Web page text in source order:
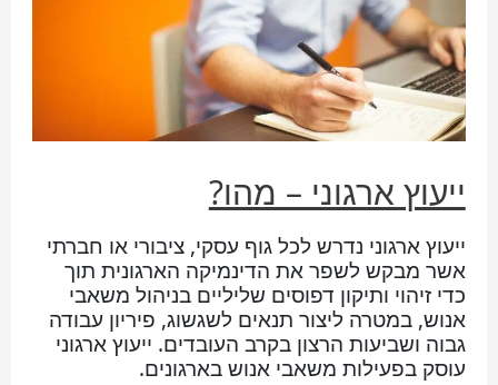
ייעוץ ארגוני – מהו?
ייעוץ ארגוני נדרש לכל גוף עסקי, ציבורי או חברתי
אשר מבקש לשפר את הדינמיקה הארגונית תוך
כדי זיהוי ותיקון דפוסים שליליים בניהול משאבי
אנוש, במטרה ליצור תנאים לשגשוג, פיריון עבודה
גבוה ושביעות הרצון בקרב העובדים. ייעוץ ארגוני
עוסק בפעילות משאבי אנוש בארגונים.